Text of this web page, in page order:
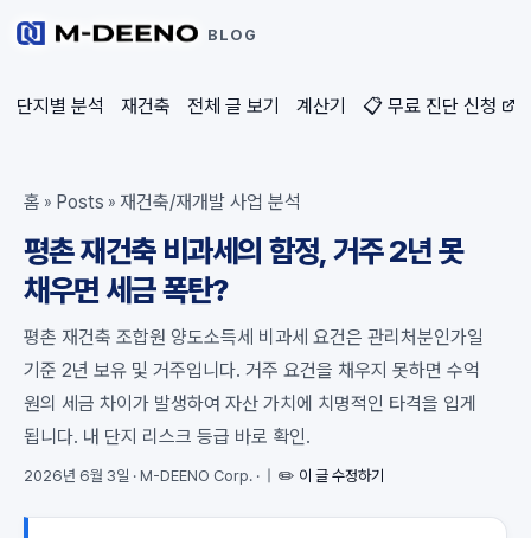
BLOG
단지별 분석 재건축 전체 글 보기 계산기 📋 무료 진단 신청
홈 » Posts » 재건축/재개발 사업 분석
평촌 재건축 비과세의 함정, 거주 2년 못
채우면 세금 폭탄?
평촌 재건축 조합원 양도소득세 비과세 요건은 관리처분인가일
기준 2년 보유 및 거주입니다. 거주 요건을 채우지 못하면 수억
원의 세금 차이가 발생하여 자산 가치에 치명적인 타격을 입게
됩니다. 내 단지 리스크 등급 바로 확인.
2026년 6월 3일 · M-DEENO Corp. · ✏️ 이 글 수정하기